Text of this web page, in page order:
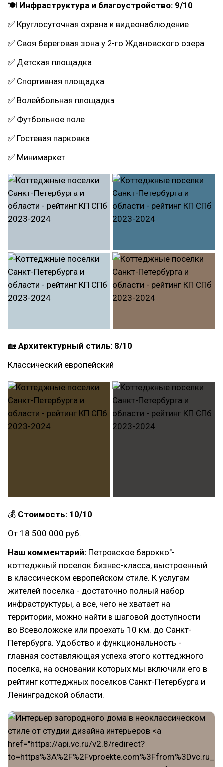
🍽 Инфраструктура и благоустройство: 9/10
✅ Круглосуточная охрана и видеонаблюдение
✅ Своя береговая зона у 2-го Ждановского озера
✅ Детская площадка
✅ Спортивная площадка
✅ Волейбольная площадка
✅ Футбольное поле
✅ Гостевая парковка
✅ Минимаркет
🏡 Архитектурный стиль: 8/10
Классический европейский
💰 Стоимость: 10/10
От 18 500 000 руб.
Наш комментарий: Петровское барокко"-
коттеджный поселок бизнес-класса, выстроенный
в классическом европейском стиле. К услугам
жителей поселка - достаточно полный набор
инфраструктуры, а все, чего не хватает на
территории, можно найти в шаговой доступности
во Всеволожске или проехать 10 км. до Санкт-
Петербурга. Удобство и функциональность -
главная составляющая успеха этого коттеджного
поселка, на основании которых мы включили его в
рейтинг коттеджных поселков Санкт-Петербурга и
Ленинградской области.